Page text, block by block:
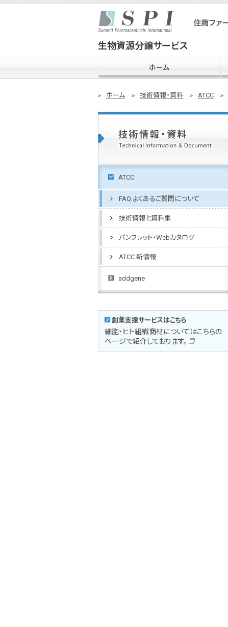
生物資源分譲サービス
ホーム
ホーム 技術情報・資料 ATCC
ATCC
FAQ:よくあるご質問について
技術情報と資料集
パンフレット・Webカタログ
ATCC 新情報
addgene
創薬支援サービスはこちら
細胞・ヒト組織商材についてはこちらの
ページで紹介しております。